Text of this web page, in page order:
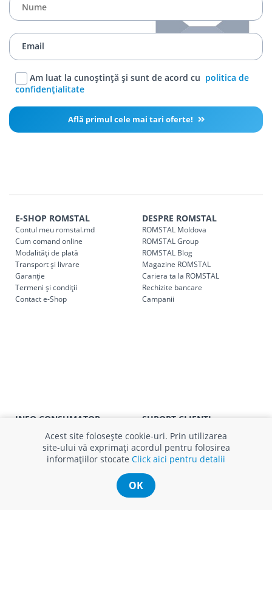
Am luat la cunoștință și sunt de acord cu politica de
confidențialitate
Află primul cele mai tari oferte!
E-SHOP ROMSTAL
Contul meu romstal.md
Cum comand online
Modalități de plată
Transport și livrare
Garanție
Termeni și condiții
Contact e-Shop
DESPRE ROMSTAL
ROMSTAL Moldova
ROMSTAL Group
ROMSTAL Blog
Magazine ROMSTAL
Cariera ta la ROMSTAL
Rechizite bancare
Campanii
INFO CONSUMATOR
Prelucrarea datelor cu caracter
personal
Politica cookie
SUPORT CLIENȚI
Relații clienți
Finanțare in rate
Părerea ta contează!
Schimb și retur produse
Intrebări frecvente
Service
Service ECOSOFT
Acest site folosește cookie-uri. Prin utilizarea
site-ului vă exprimați acordul pentru folosirea
informațiilor stocate Click aici pentru detalii
OK